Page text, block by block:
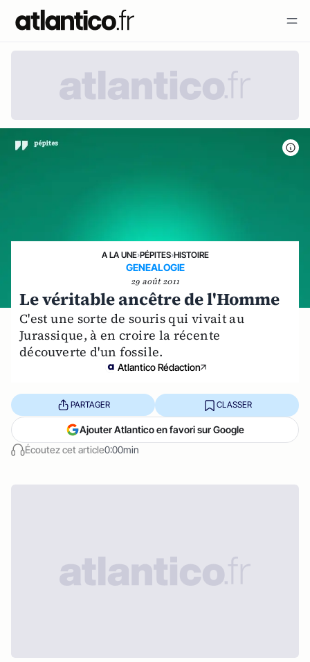
A LA UNE›PÉPITES›HISTOIRE
GENEALOGIE
29 août 2011
Le véritable ancêtre de l'Homme
C'est une sorte de souris qui vivait au
Jurassique, à en croire la récente
découverte d'un fossile.
Atlantico Rédaction
Écoutez cet article0:00min
PARTAGER CLASSER
Ajouter Atlantico en favori sur Google